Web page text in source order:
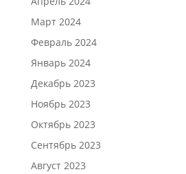
Март 2024
Февраль 2024
Январь 2024
Декабрь 2023
Ноябрь 2023
Октябрь 2023
Сентябрь 2023
Август 2023